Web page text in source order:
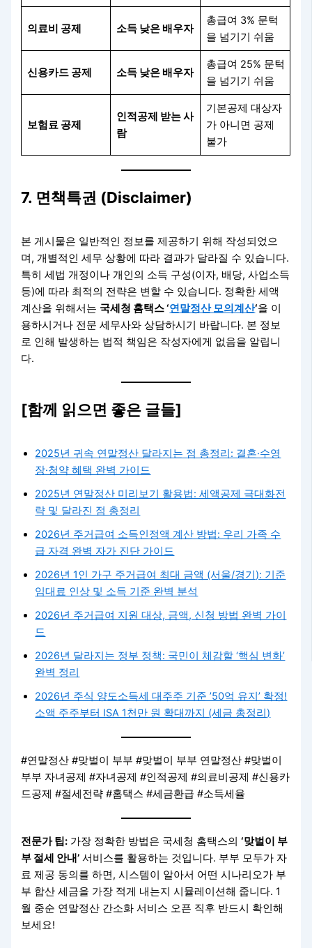
의료비 공제 소득 낮은 배우자
총급여 3% 문턱
을 넘기기 쉬움
신용카드 공제 소득 낮은 배우자
총급여 25% 문턱
을 넘기기 쉬움
보험료 공제
인적공제 받는 사
람
기본공제 대상자
가 아니면 공제
불가
7. 면책특권 (Disclaimer)
본 게시물은 일반적인 정보를 제공하기 위해 작성되었으
며, 개별적인 세무 상황에 따라 결과가 달라질 수 있습니다.
특히 세법 개정이나 개인의 소득 구성(이자, 배당, 사업소득
등)에 따라 최적의 전략은 변할 수 있습니다. 정확한 세액
계산을 위해서는 국세청 홈택스 ‘연말정산 모의계산‘을 이
용하시거나 전문 세무사와 상담하시기 바랍니다. 본 정보
로 인해 발생하는 법적 책임은 작성자에게 없음을 알립니
다.
[함께 읽으면 좋은 글들]
2025년 귀속 연말정산 달라지는 점 총정리: 결혼·수영
장·청약 혜택 완벽 가이드
2025년 연말정산 미리보기 활용법: 세액공제 극대화전
략 및 달라진 점 총정리
2026년 주거급여 소득인정액 계산 방법: 우리 가족 수
급 자격 완벽 자가 진단 가이드
2026년 1인 가구 주거급여 최대 금액 (서울/경기): 기준
임대료 인상 및 소득 기준 완벽 분석
2026년 주거급여 지원 대상, 금액, 신청 방법 완벽 가이
드
2026년 달라지는 정부 정책: 국민이 체감할 ‘핵심 변화’
완벽 정리
2026년 주식 양도소득세 대주주 기준 ’50억 유지’ 확정!
소액 주주부터 ISA 1천만 원 확대까지 (세금 총정리)
#연말정산 #맞벌이 부부 #맞벌이 부부 연말정산 #맞벌이
부부 자녀공제 #자녀공제 #인적공제 #의료비공제 #신용카
드공제 #절세전략 #홈택스 #세금환급 #소득세율
전문가 팁: 가장 정확한 방법은 국세청 홈택스의‘맞벌이 부
부 절세 안내’ 서비스를 활용하는 것입니다. 부부 모두가 자
료 제공 동의를 하면, 시스템이 알아서 어떤 시나리오가 부
부 합산 세금을 가장 적게 내는지 시뮬레이션해 줍니다. 1
월 중순 연말정산 간소화 서비스 오픈 직후 반드시 확인해
보세요!